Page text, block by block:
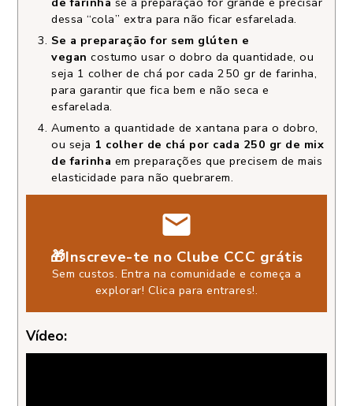
dessa “cola” extra para não ficar esfarelada.
Se a preparação for sem glúten e
vegan costumo usar o dobro da quantidade, ou
seja 1 colher de chá por cada 250 gr de farinha,
para garantir que fica bem e não seca e
esfarelada.
Aumento a quantidade de xantana para o dobro,
ou seja 1 colher de chá por cada 250 gr de mix
de farinha em preparações que precisem de mais
elasticidade para não quebrarem.
🎁Inscreve-te no Clube CCC grátis
Sem custos. Entra na comunidade e começa a
explorar! Clica para entrares!.
Vídeo: